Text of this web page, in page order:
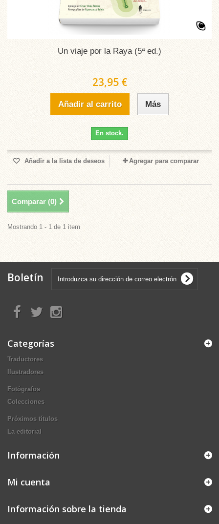
Un viaje por la Raya (5ª ed.)
23,95 €
Añadir al carrito Más
En stock.
Añadir a la lista de deseos Agregar para comparar
Comparar (0)
Mostrando 1 - 1 de 1 item
Boletín
Categorías
Traductores
Ilustradores
Fotógrafos
Colecciones
Próximos títulos
La editorial
Información
Mi cuenta
Información sobre la tienda